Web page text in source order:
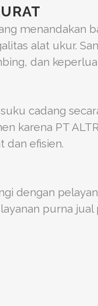
menandakan
alat ukur.
dan
cadang
karena PT
dan efisien.
dengan
purna